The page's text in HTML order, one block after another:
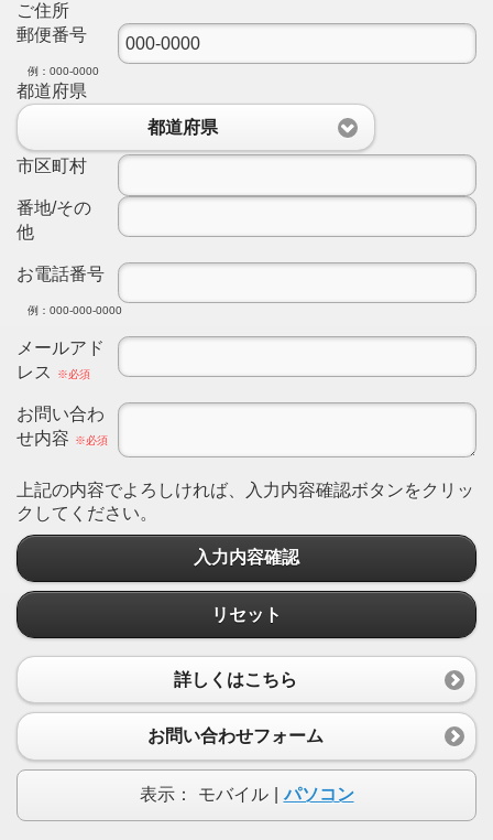
ご住所
郵便番号
例：000-0000
都道府県
都道府県
市区町村
番地/その
他
お電話番号
例：000-000-0000
メールアド
レス
※必須
お問い合わ
せ内容
※必須
上記の内容でよろしければ、入力内容確認ボタンをクリッ
クしてください。
入力内容確認
リセット
詳しくはこちら
お問い合わせフォーム
表示： モバイル パソコン